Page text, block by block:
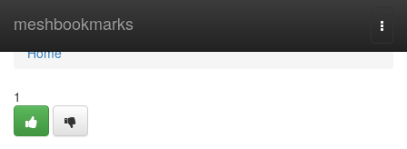
meshbookmarks
Home
Home
1